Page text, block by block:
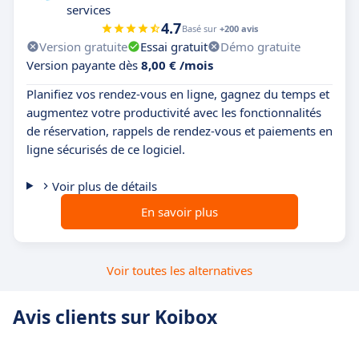
services
4.7Basé sur +200 avis
Version gratuite Essai gratuit
Démo gratuite
Version payante dès 8,00 € /mois
Planifiez vos rendez-vous en ligne, gagnez du temps et
augmentez votre productivité avec les fonctionnalités
de réservation, rappels de rendez-vous et paiements en
ligne sécurisés de ce logiciel.
Voir plus de détails
En savoir plus
Voir toutes les alternatives
Avis clients sur Koibox